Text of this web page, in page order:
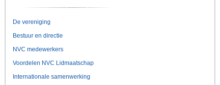
De vereniging
Bestuur en directie
NVC medewerkers
Voordelen NVC Lidmaatschap
Internationale samenwerking